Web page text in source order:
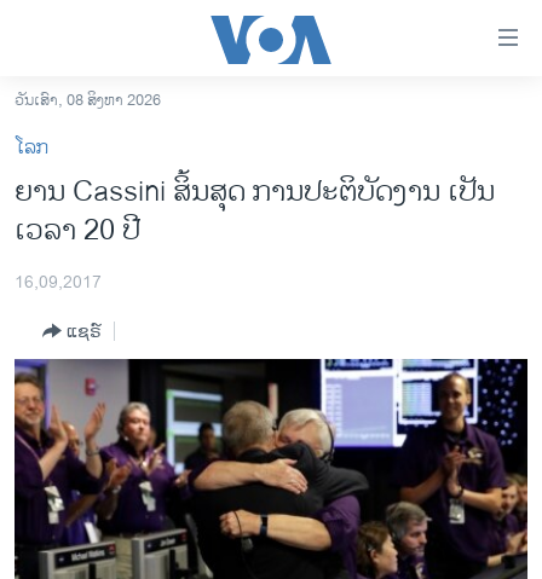
ເຂົ້າ
ຫາ
ຂ້າມ
ຂ້າມ
ຫາ
ອາເມຣິກາ
ຂ່າວ​ຈີນ
ໂລກ
ເອເຊຍ
ອິດສະຫຼະພາບດ້ານການຂ່າວ
ຊີວິດຊາວລາວ
ຊຸມຊົນຊາວລາວ
ວິທະຍາສາດ-ເທັກໂນໂລຈີ
ວັນເສົາ, 08 ສິງຫາ 2026
ໂລກ
ຍານ Cassini ສິ້ນສຸດ ການປະຕິບັດງານ ເປັນ
ເວລາ 20 ປີ
16,09,2017
ແຊຣ໌